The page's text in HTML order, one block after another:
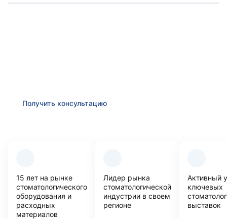
Получить консультацию
15 лет на рынке
стоматологического
оборудования и
расходных
материалов
Лидер рынка
стоматологической
индустрии в своем
регионе
Активный
ключевых
выставок